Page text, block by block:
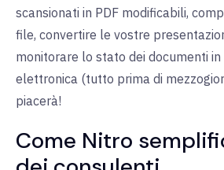
scansionati in PDF modificabili,
file, convertire le vostre
monitorare lo stato dei documenti
elettronica (tutto prima di
piacerà!
Come Nitro